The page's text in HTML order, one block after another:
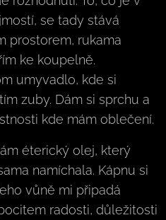
se tady stává
prostorem, rukama
ke koupelně.
umyvadlo, kde si
zuby. Dám si sprchu a
kde mám oblečení.
éterický olej, který
namíchala. Kápnu si
vůně mi připadá
radosti, důležitosti